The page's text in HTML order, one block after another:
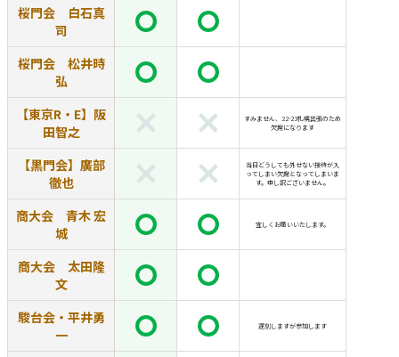
桜門会 白石真
司
桜門会 松井時
弘
【東京R・E】阪
田智之
すみません、22-23札幌出張のため
欠席になります
【黒門会】廣部
徹也
当日どうしても外せない接待が入
ってしまい欠席となってしまいま
す。申し訳ございません。
商大会 青木 宏
城
宜しくお願いいたします。
商大会 太田隆
文
駿台会・平井勇
一
遅刻しますが参加します